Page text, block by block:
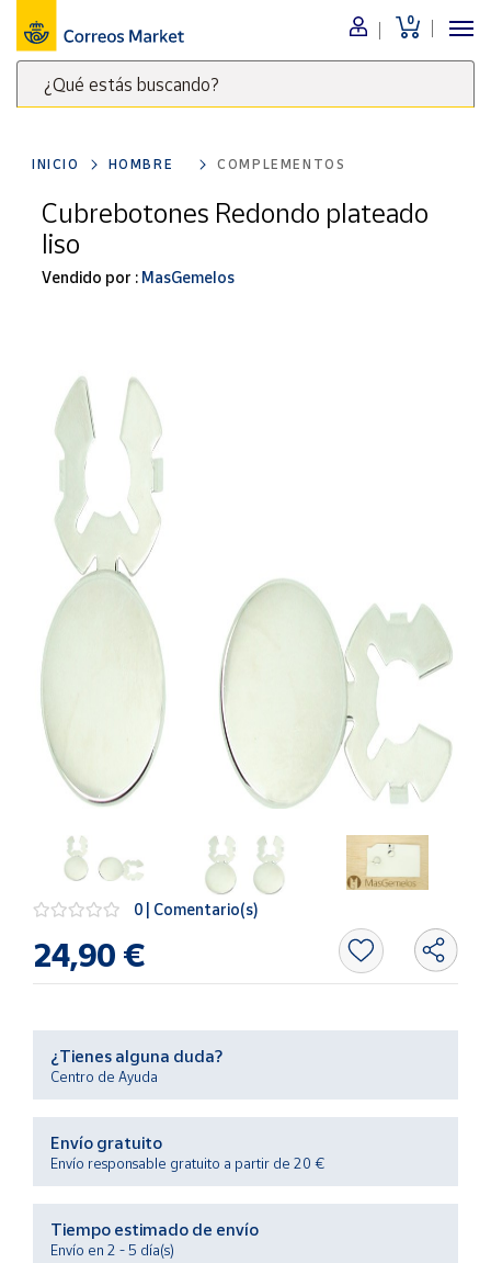
0
¿Qué estás buscando?
clave
para
buscar
productos
Menú
Nuestro
catálogo
Alimentación
Bebidas
Ocio y cultura
Juguetes y
Merchandising
y regalos
Tienda de
Artesanía
Oficina y
Papelería
Para Canarias,
Ceuta y Melilla
populares
Bono
Cultural
vendedores
novedades
de Correos
Ayuda
Centro
de ayuda
INICIO HOMBRE COMPLEMENTOS
Cubrebotones Redondo plateado
liso
Vendido por : MasGemelos
0 | Comentario(s)
24,90 €
¿Tienes alguna duda?
Centro de Ayuda
Envío gratuito
Envío responsable gratuito a partir de 20 €
Tiempo estimado de envío
Envío en 2 - 5 día(s)